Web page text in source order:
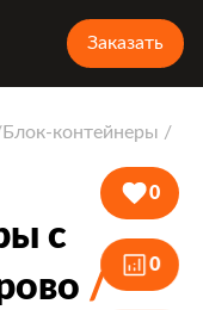
Заказать
Блок-контейнеры
с
0
0